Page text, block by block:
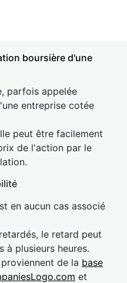
boursière d'une
parfois appelée
entreprise cotée
peut être facilement
de l'action par le
en aucun cas associé
le retard peut
à plusieurs heures.
de la base
et